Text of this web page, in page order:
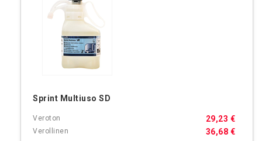
Sprint Multiuso SD
36,68 €
29,23 €